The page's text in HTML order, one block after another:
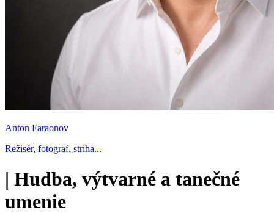
Anton Faraonov
Režisér, fotograf, striha...
| Hudba, výtvarné a tanečné
umenie